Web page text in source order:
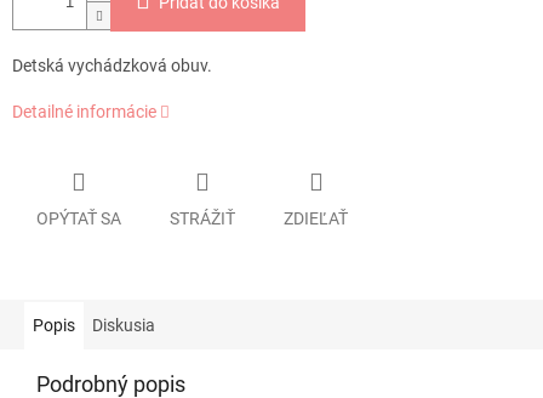
Detská vychádzková obuv.
Detailné informácie
OPÝTAŤ SA STRÁŽIŤ ZDIEĽAŤ
Popis Diskusia
Podrobný popis